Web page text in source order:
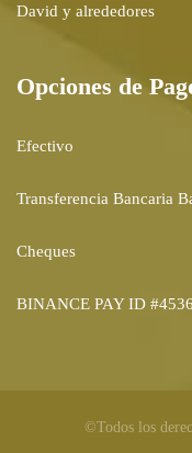
David y alrededores
Opciones de
Efectivo
Transferencia Bancaria
Cheques
BINANCE PAY ID
©Todos los